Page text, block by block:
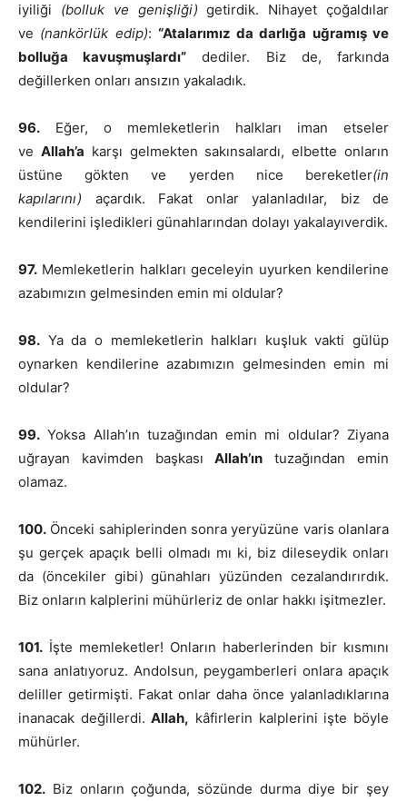
iyiliği (bolluk ve genişliği) getirdik. Nihayet çoğaldılar
ve (nankörlük edip): “Atalarımız da darlığa uğramış ve
bolluğa kavuşmuşlardı” dediler. Biz de, farkında
değillerken onları ansızın yakaladık.
96. Eğer, o memleketlerin halkları iman etseler
ve Allah’a karşı gelmekten sakınsalardı, elbette onların
üstüne gökten ve yerden nice bereketler(in
kapılarını) açardık. Fakat onlar yalanladılar, biz de
kendilerini işledikleri günahlarından dolayı yakalayıverdik.
97. Memleketlerin halkları geceleyin uyurken kendilerine
azabımızın gelmesinden emin mi oldular?
98. Ya da o memleketlerin halkları kuşluk vakti gülüp
oynarken kendilerine azabımızın gelmesinden emin mi
oldular?
99. Yoksa Allah’ın tuzağından emin mi oldular? Ziyana
uğrayan kavimden başkasıAllah’ın tuzağından emin
olamaz.
100. Önceki sahiplerinden sonra yeryüzüne varis olanlara
şu gerçek apaçık belli olmadı mı ki, biz dileseydik onları
da (öncekiler gibi) günahları yüzünden cezalandırırdık.
Biz onların kalplerini mühürleriz de onlar hakkı işitmezler.
101. İşte memleketler! Onların haberlerinden bir kısmını
sana anlatıyoruz. Andolsun, peygamberleri onlara apaçık
deliller getirmişti. Fakat onlar daha önce yalanladıklarına
inanacak değillerdi.Allah, kâfirlerin kalplerini işte böyle
mühürler.
102. Biz onların çoğunda, sözünde durma diye bir şey